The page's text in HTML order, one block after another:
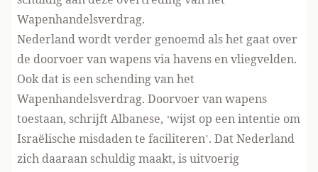
Wapenhandelsverdrag.
Nederland wordt verder genoemd als het gaat over
de doorvoer van wapens via havens en vliegvelden.
Ook dat is een schending van het
Wapenhandelsverdrag. Doorvoer van wapens
toestaan, schrijft Albanese, ‘wijst op een intentie om
Israëlische misdaden te faciliteren’. Dat Nederland
zich daaraan schuldig maakt, is uitvoerig